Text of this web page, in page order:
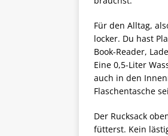
Für den Alltag,
locker. Du hast
Book-Reader,
Eine 0,5-Liter
auch in den
Flaschentasche
Der Rucksack
fütterst. Kein